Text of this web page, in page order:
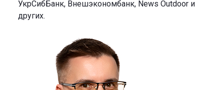
УкрСибБанк, Внешэкономбанк, News Outdoor и
других.